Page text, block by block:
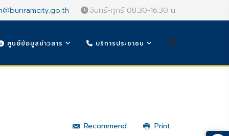
จันทร์-ศุกร์ 08.30-16.30 น.
ศูนย์ข้อมูลข่าวสาร บริการประชาชน
Recommend Print